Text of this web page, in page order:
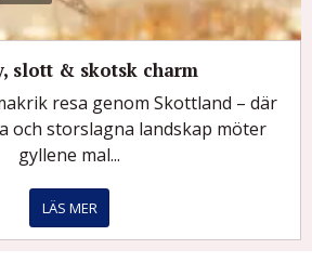
slott & skotsk charm
resa genom Skottland – där
och storslagna landskap möter
gyllene mal...
LÄS MER